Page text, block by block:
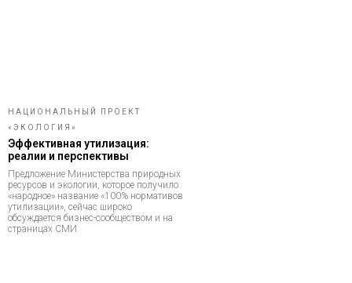
НАЦИОНАЛЬНЫЙ ПРОЕКТ
«ЭКОЛОГИЯ»
Эффективная утилизация:
реалии и перспективы
Предложение Министерства природных
ресурсов и экологии, которое получило
«народное» название «100% нормативов
утилизации», сейчас широко
обсуждается бизнес-сообществом и на
страницах СМИ